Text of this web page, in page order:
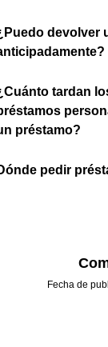
devolver
tardan
préstamo?
pedir
Fecha de